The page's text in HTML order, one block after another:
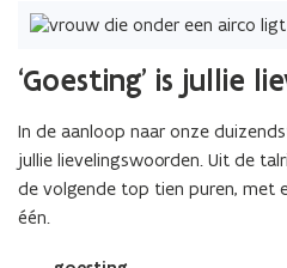
(Klik
op
de
afbeelding
een
vergrote
weergave)
‘Goesting’ is jullie
In de aanloop naar onze
jullie lievelingswoorden. Uit de
de volgende top tien puren, met
één.